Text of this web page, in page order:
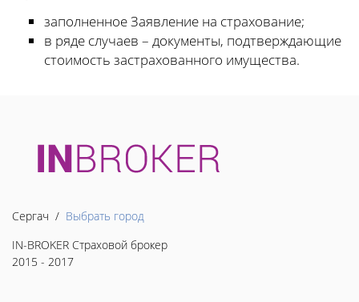
заполненное Заявление на страхование;
в ряде случаев – документы, подтверждающие
стоимость застрахованного имущества.
Сергач / Выбрать город
IN-BROKER Страховой брокер
2015 - 2017